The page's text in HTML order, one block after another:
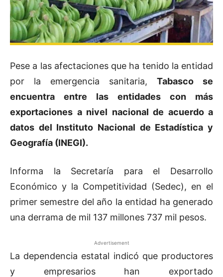
Pese a las afectaciones que ha tenido la entidad
por la emergencia sanitaria, Tabasco se
encuentra entre las entidades con más
exportaciones a nivel nacional de acuerdo a
datos del Instituto Nacional de Estadística y
Geografía (INEGI).
Informa la Secretaría para el Desarrollo
Económico y la Competitividad (Sedec), en el
primer semestre del año la entidad ha generado
una derrama de mil 137 millones 737 mil pesos.
Advertisement
La dependencia estatal indicó que productores
y empresarios han exportado